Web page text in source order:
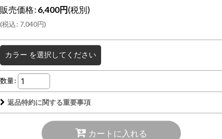
販売価格:6,400円(税別)
(税込: 7,040円)
カラー を選択してください
数量:
返品特約に関する重要事項
カートに入れる